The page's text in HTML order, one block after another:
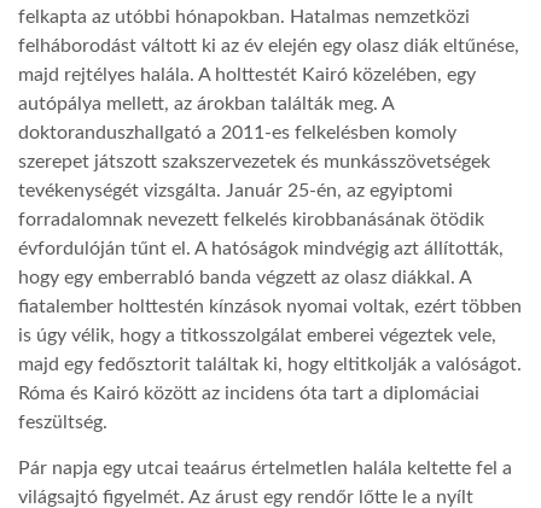
felkapta az utóbbi hónapokban. Hatalmas nemzetközi
felháborodást váltott ki az év elején egy olasz diák eltűnése,
majd rejtélyes halála. A holttestét Kairó közelében, egy
autópálya mellett, az árokban találták meg. A
doktoranduszhallgató a 2011-es felkelésben komoly
szerepet játszott szakszervezetek és munkásszövetségek
tevékenységét vizsgálta. Január 25-én, az egyiptomi
forradalomnak nevezett felkelés kirobbanásának ötödik
évfordulóján tűnt el. A hatóságok mindvégig azt állították,
hogy egy emberrabló banda végzett az olasz diákkal. A
fiatalember holttestén kínzások nyomai voltak, ezért többen
is úgy vélik, hogy a titkosszolgálat emberei végeztek vele,
majd egy fedősztorit találtak ki, hogy eltitkolják a valóságot.
Róma és Kairó között az incidens óta tart a diplomáciai
feszültség.
Pár napja egy utcai teaárus értelmetlen halála keltette fel a
világsajtó figyelmét. Az árust egy rendőr lőtte le a nyílt